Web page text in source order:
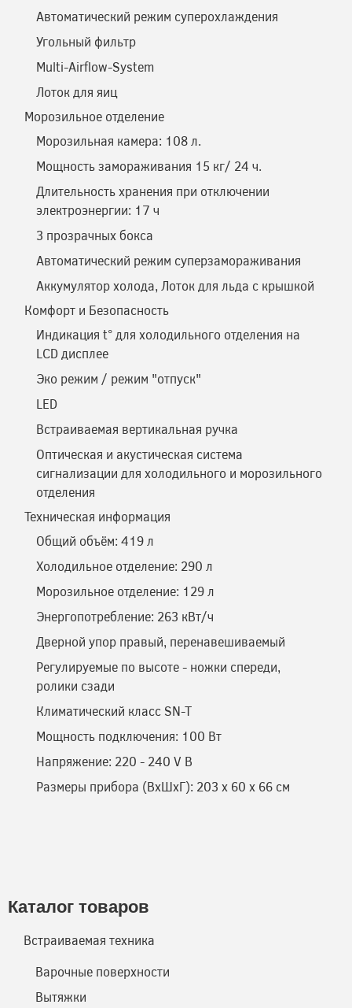
Автоматический режим суперохлаждения
Угольный фильтр
Multi-Airflow-System
Лоток для яиц
Морозильное отделение
Морозильная камера: 108 л.
Мощность замораживания 15 кг/ 24 ч.
Длительность хранения при отключении
электроэнергии: 17 ч
3 прозрачных бокса
Автоматический режим суперзамораживания
Аккумулятор холода, Лоток для льда с крышкой
Комфорт и Безопасность
Индикация t° для холодильного отделения на
LCD дисплее
Эко режим / режим "отпуск"
LED
Встраиваемая вертикальная ручка
Оптическая и акустическая система
сигнализации для холодильного и морозильного
отделения
Техническая информация
Общий объём: 419 л
Холодильное отделение: 290 л
Морозильное отделение: 129 л
Энергопотребление: 263 кВт/ч
Дверной упор правый, перенавешиваемый
Регулируемые по высоте - ножки спереди,
ролики сзади
Климатический класс SN-T
Мощность подключения: 100 Вт
Напряжение: 220 - 240 V В
Размеры прибора (ВхШхГ): 203 x 60 x 66 см
Каталог товаров
Встраиваемая техника
Варочные поверхности
Вытяжки